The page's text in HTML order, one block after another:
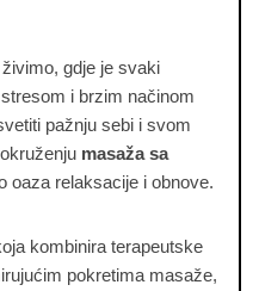
gdje je svaki
i brzim načinom
pažnju sebi i svom
masaža sa
oaza relaksacije i obnove.
kombinira terapeutske
pokretima masaže,